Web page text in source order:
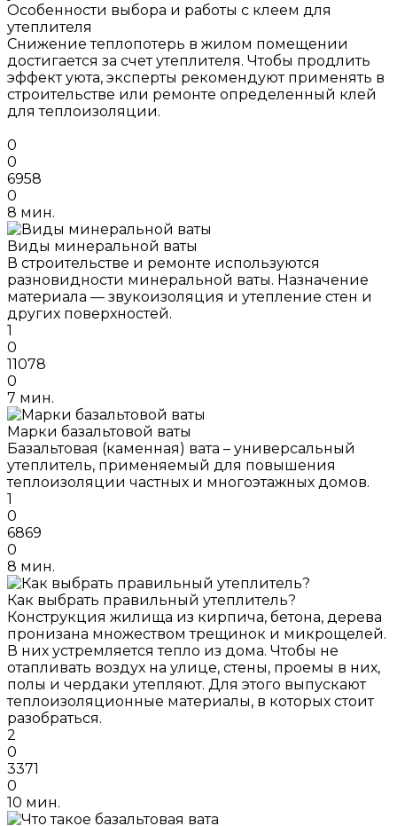
Особенности выбора и работы с клеем для
утеплителя
Снижение теплопотерь в жилом помещении
достигается за счет утеплителя. Чтобы продлить
эффект уюта, эксперты рекомендуют применять в
строительстве или ремонте определенный клей
для теплоизоляции.
0
0
6958
0
8 мин.
Виды минеральной ваты
В строительстве и ремонте используются
разновидности минеральной ваты. Назначение
материала — звукоизоляция и утепление стен и
других поверхностей.
1
0
11078
0
7 мин.
Марки базальтовой ваты
Базальтовая (каменная) вата – универсальный
утеплитель, применяемый для повышения
теплоизоляции частных и многоэтажных домов.
1
0
6869
0
8 мин.
Как выбрать правильный утеплитель?
Конструкция жилища из кирпича, бетона, дерева
пронизана множеством трещинок и микрощелей.
В них устремляется тепло из дома. Чтобы не
отапливать воздух на улице, стены, проемы в них,
полы и чердаки утепляют. Для этого выпускают
теплоизоляционные материалы, в которых стоит
разобраться.
2
0
3371
0
10 мин.